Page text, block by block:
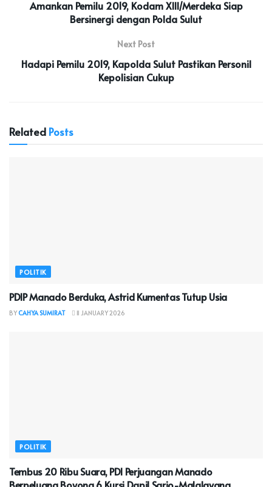
Amankan Pemilu 2019, Kodam XIII/Merdeka Siap
Bersinergi dengan Polda Sulut
Next Post
Hadapi Pemilu 2019, Kapolda Sulut Pastikan Personil
Kepolisian Cukup
Related Posts
POLITIK
PDIP Manado Berduka, Astrid Kumentas Tutup Usia
BYCAHYA SUMIRAT 11 JANUARY 2026
POLITIK
Tembus 20 Ribu Suara, PDI Perjuangan Manado